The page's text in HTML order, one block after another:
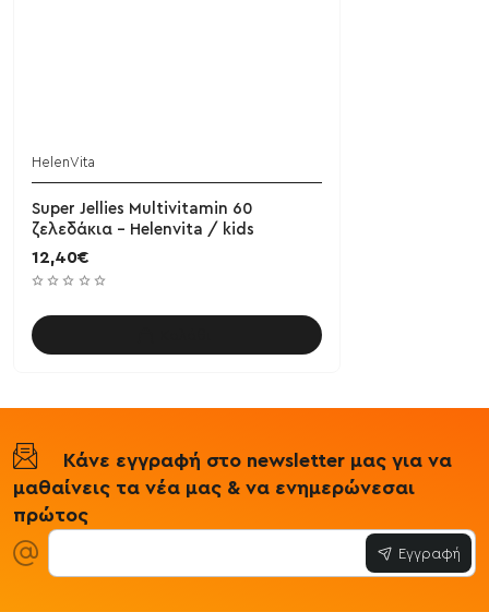
HelenVita
Super Jellies Multivitamin 60
ζελεδάκια - Helenvita / kids
12,40€
Κάνε εγγραφή στο newsletter μας για να
μαθαίνεις τα νέα μας & να ενημερώνεσαι
πρώτος
Εγγραφή